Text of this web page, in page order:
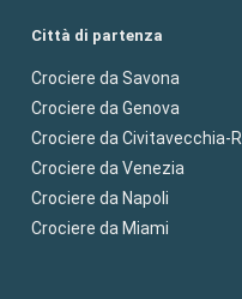
Città di partenza
Crociere da Savona
Crociere da Genova
Crociere da Civitavecchia-
Crociere da Venezia
Crociere da Napoli
Crociere da Miami